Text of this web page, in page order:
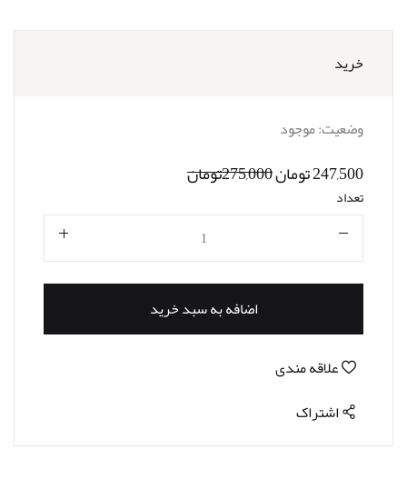
خرید
وضعیت:موجود
247,500 تومان 275,000تومان
تعداد
اضافه به سبد خرید
علاقه مندی
اشتراک